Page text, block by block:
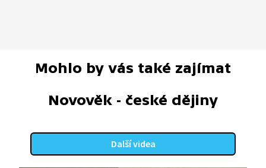
Mohlo by vás také zajímat
Novověk - české dějiny
Další videa